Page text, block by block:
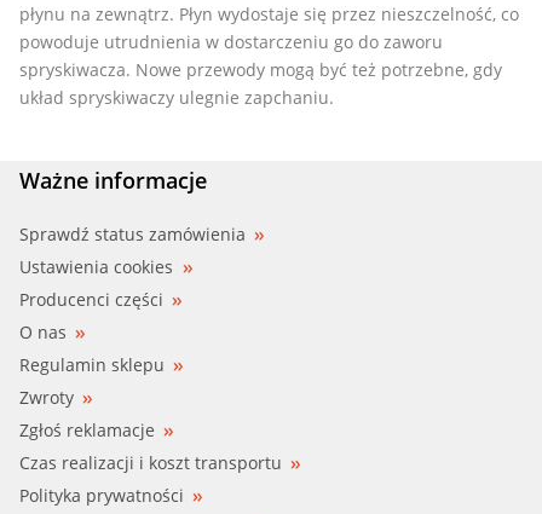
płynu na zewnątrz. Płyn wydostaje się przez nieszczelność, co
powoduje utrudnienia w dostarczeniu go do zaworu
spryskiwacza. Nowe przewody mogą być też potrzebne, gdy
układ spryskiwaczy ulegnie zapchaniu.
Ważne informacje
Sprawdź status zamówienia
Ustawienia cookies
Producenci części
O nas
Regulamin sklepu
Zwroty
Zgłoś reklamacje
Czas realizacji i koszt transportu
Polityka prywatności